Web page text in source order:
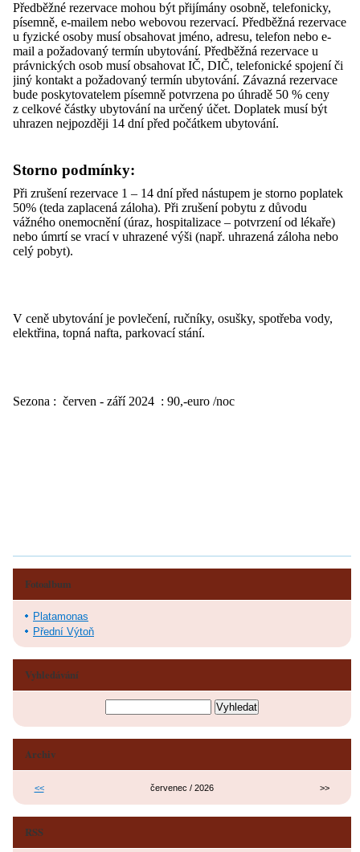
Předběžné rezervace mohou být přijímány osobně, telefonicky,
písemně, e-mailem nebo webovou rezervací. Předběžná rezervace
u fyzické osoby musí obsahovat jméno, adresu, telefon nebo e-
mail a požadovaný termín ubytování. Předběžná rezervace u
právnických osob musí obsahovat IČ, DIČ, telefonické spojení či
jiný kontakt a požadovaný termín ubytování. Závazná rezervace
bude poskytovatelem písemně potvrzena po úhradě 50 % ceny
z celkové částky ubytování na určený účet. Doplatek musí být
uhrazen nejpozději 14 dní před počátkem ubytování.
Storno podmínky:
Při zrušení rezervace 1 – 14 dní před nástupem je storno poplatek
50% (teda zaplacená záloha). Při zrušení pobytu z důvodu
vážného onemocnění (úraz, hospitalizace – potvrzení od lékaře)
nebo úmrtí se vrací v uhrazené výši (např. uhrazená záloha nebo
celý pobyt).
V ceně ubytování je povlečení, ručníky, osušky, spotřeba vody,
elektřina, topná nafta, parkovací stání.
Sezona : červen - září 2024 : 90,-euro /noc
Fotoalbum
Platamonas
Přední Výtoň
Vyhledávání
Archiv
<< červenec / 2026 >>
RSS